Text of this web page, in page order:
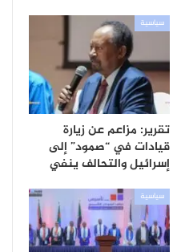
سياسية
تقرير: مزاعم عن زيارة
قيادات في “صمود” إلى
إسرائيل والتحالف ينفي
سياسية